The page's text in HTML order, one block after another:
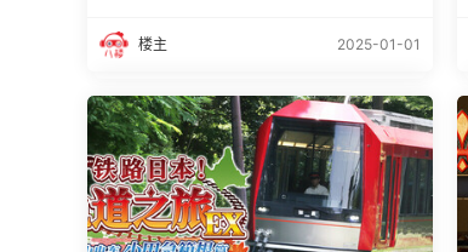
楼主 2025-01-01